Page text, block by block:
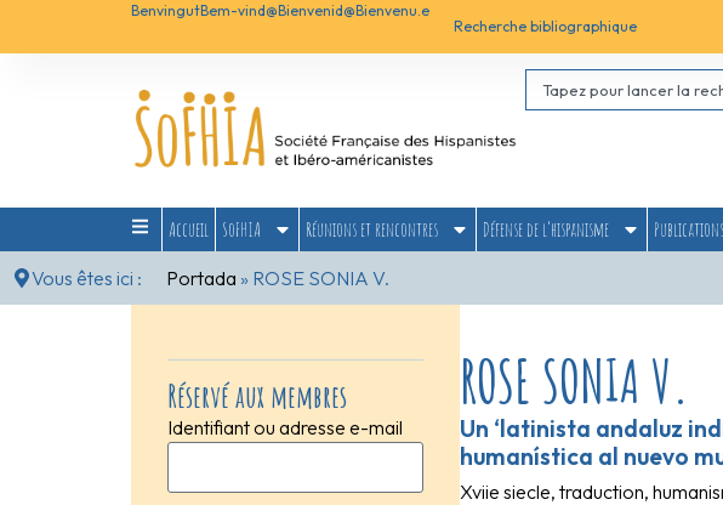
BenvingutBem-vind@Bienvenid@Bienvenu.e
Recherche bibliographique
Accueil SoFHIA Réunions et rencontres Défense de l’hispanisme Publications
Vous êtes ici :
Portada » ROSE SONIA V.
Réservé aux membres
Identifiant ou adresse e-mail
ROSE SONIA V.
Un ‘latinista andaluz
humanística al nuevo
Xviie siecle, traduction,